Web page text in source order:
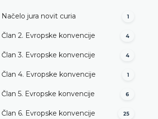
Načelo jura novit curia 1
Član 2. Evropske konvencije 4
Član 3. Evropske konvencije 4
Član 4. Evropske konvencije 1
Član 5. Evropske konvencije 6
Član 6. Evropske konvencije 25